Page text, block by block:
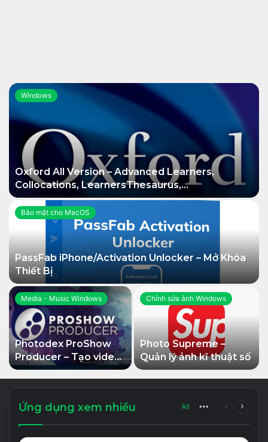
Windows
Oxford All Version – Advanced Learners,
Collocations, LearnersThesaurus,…
Bảo mật cho MacOS
PassFab iPhone/Activation Unlocker – Mở Khóa
Thiết Bị
Media - Music Windows
Photodex ProShow
Producer – Tạo video
trình chiếu chuyên
Chỉnh sửa ảnh Windows
Photo Supreme –
Quản lý ảnh kĩ thuật số
Ứng dụng xem nhiều All More Previous